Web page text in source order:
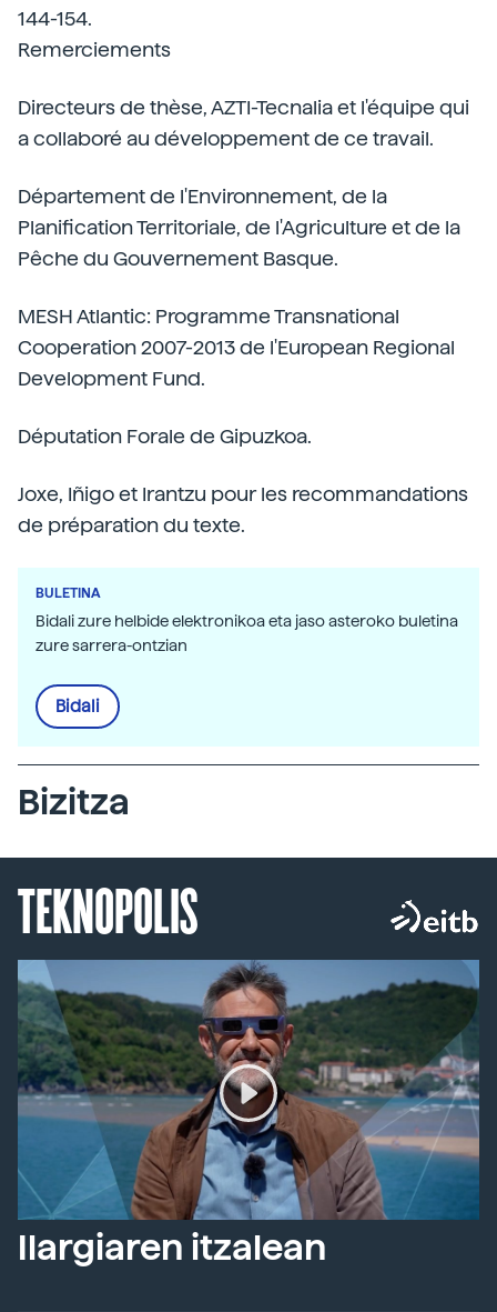
144-154.
Remerciements
Directeurs de thèse, AZTI-Tecnalia et l'équipe qui
a collaboré au développement de ce travail.
Département de l'Environnement, de la
Planification Territoriale, de l'Agriculture et de la
Pêche du Gouvernement Basque.
MESH Atlantic: Programme Transnational
Cooperation 2007-2013 de l'European Regional
Development Fund.
Députation Forale de Gipuzkoa.
Joxe, Iñigo et Irantzu pour les recommandations
de préparation du texte.
BULETINA
Bidali zure helbide elektronikoa eta jaso asteroko buletina
zure sarrera-ontzian
Bidali
Bizitza
TEKNOPOLIS
Ilargiaren itzalean